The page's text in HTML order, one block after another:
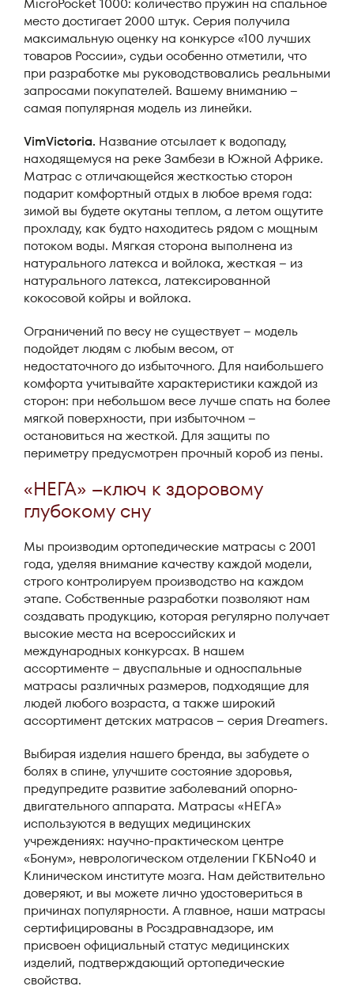
место достигает 2000 штук. Серия получила
максимальную оценку на конкурсе «100 лучших
товаров России», судьи особенно отметили, что
при разработке мы руководствовались реальными
запросами покупателей. Вашему вниманию –
самая популярная модель из линейки.
VimVictoria. Название отсылает к водопаду,
находящемуся на реке Замбези в Южной Африке.
Матрас с отличающейся жесткостью сторон
подарит комфортный отдых в любое время года:
зимой вы будете окутаны теплом, а летом ощутите
прохладу, как будто находитесь рядом с мощным
потоком воды. Мягкая сторона выполнена из
натурального латекса и войлока, жесткая – из
натурального латекса, латексированной
кокосовой койры и войлока.
Ограничений по весу не существует – модель
подойдет людям с любым весом, от
недостаточного до избыточного. Для наибольшего
комфорта учитывайте характеристики каждой из
сторон: при небольшом весе лучше спать на более
мягкой поверхности, при избыточном –
остановиться на жесткой. Для защиты по
периметру предусмотрен прочный короб из пены.
«НЕГА» –ключ к здоровому
глубокому сну
Мы производим ортопедические матрасы с 2001
года, уделяя внимание качеству каждой модели,
строго контролируем производство на каждом
этапе. Собственные разработки позволяют нам
создавать продукцию, которая регулярно получает
высокие места на всероссийских и
международных конкурсах. В нашем
ассортименте – двуспальные и односпальные
матрасы различных размеров, подходящие для
людей любого возраста, а также широкий
ассортимент детских матрасов – серия Dreamers.
Выбирая изделия нашего бренда, вы забудете о
болях в спине, улучшите состояние здоровья,
предупредите развитие заболеваний опорно-
двигательного аппарата. Матрасы «НЕГА»
используются в ведущих медицинских
учреждениях: научно-практическом центре
«Бонум», неврологическом отделении ГКБNo40 и
Клиническом институте мозга. Нам действительно
доверяют, и вы можете лично удостовериться в
причинах популярности. А главное, наши матрасы
сертифицированы в Росздравнадзоре, им
присвоен официальный статус медицинских
изделий, подтверждающий ортопедические
свойства.